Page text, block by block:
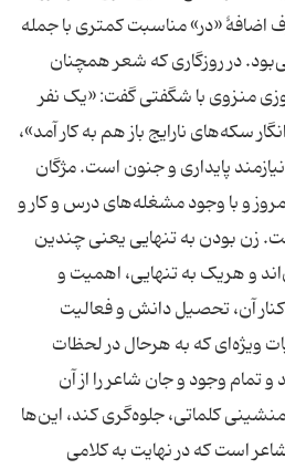
اضافۀ «در» مناسبت کمتری با جمله
در روزگاری که شعر همچنان
منزوی با شگفتی گفت: «یک نفر
سکه‌های نارایج باز هم به کار آمد»،
پایداری و جنون است. مژگان
و با وجود مشغله‌های درس و کار و
زن بودن به تنهایی یعنی چندین
و هریک به تنهایی، اهمیت و
آن، تحصیل دانش و فعالیت
ویژه‌ای که به هرحال در لحظات
وجود و جان شاعر را از آن
کلماتی، جلوه‌گری کند، این‌ها
است که در نهایت به کلامی